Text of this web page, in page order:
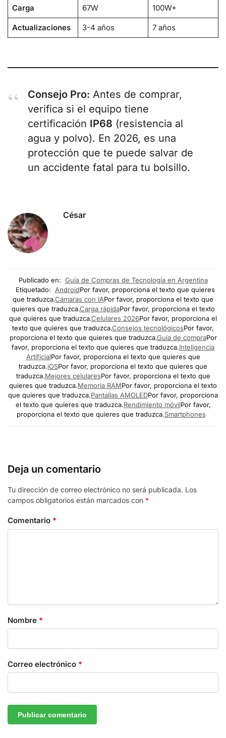
Carga 67W 100W+
Actualizaciones 3-4 años 7 años
Consejo Pro: Antes de comprar,
verifica si el equipo tiene
certificación IP68 (resistencia al
agua y polvo). En 2026, es una
protección que te puede salvar de
un accidente fatal para tu bolsillo.
César
Publicado en: Guia de Compras de Tecnología en Argentina
Etiquetado:
AndroidPor favor, proporciona el texto que quieres
que traduzca.Cámaras con IAPor favor, proporciona el texto que
quieres que traduzca.Carga rápidaPor favor, proporciona el texto
que quieres que traduzca.Celulares 2026Por favor, proporciona el
texto que quieres que traduzca.Consejos tecnológicosPor favor,
proporciona el texto que quieres que traduzca.Guía de compraPor
favor, proporciona el texto que quieres que traduzca.Inteligencia
ArtificialPor favor, proporciona el texto que quieres que
traduzca.iOSPor favor, proporciona el texto que quieres que
traduzca.Mejores celularesPor favor, proporciona el texto que
quieres que traduzca.Memoria RAMPor favor, proporciona el texto
que quieres que traduzca.Pantallas AMOLEDPor favor, proporciona
el texto que quieres que traduzca.Rendimiento móvilPor favor,
proporciona el texto que quieres que traduzca.Smartphones
Deja un comentario
Tu dirección de correo electrónico no será publicada. Los
campos obligatorios están marcados con *
Comentario *
Nombre *
Correo electrónico *